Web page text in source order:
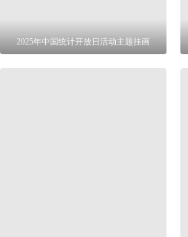
2025年中国统计开放日活动主题挂画